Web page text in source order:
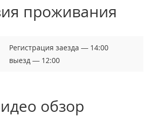
проживания
Регистрация заезда — 14:00
выезд — 12:00
обзор